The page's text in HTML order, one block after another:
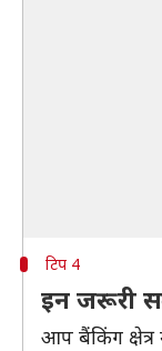
टिप 4
इन जरूरी
आप बैंकिंग